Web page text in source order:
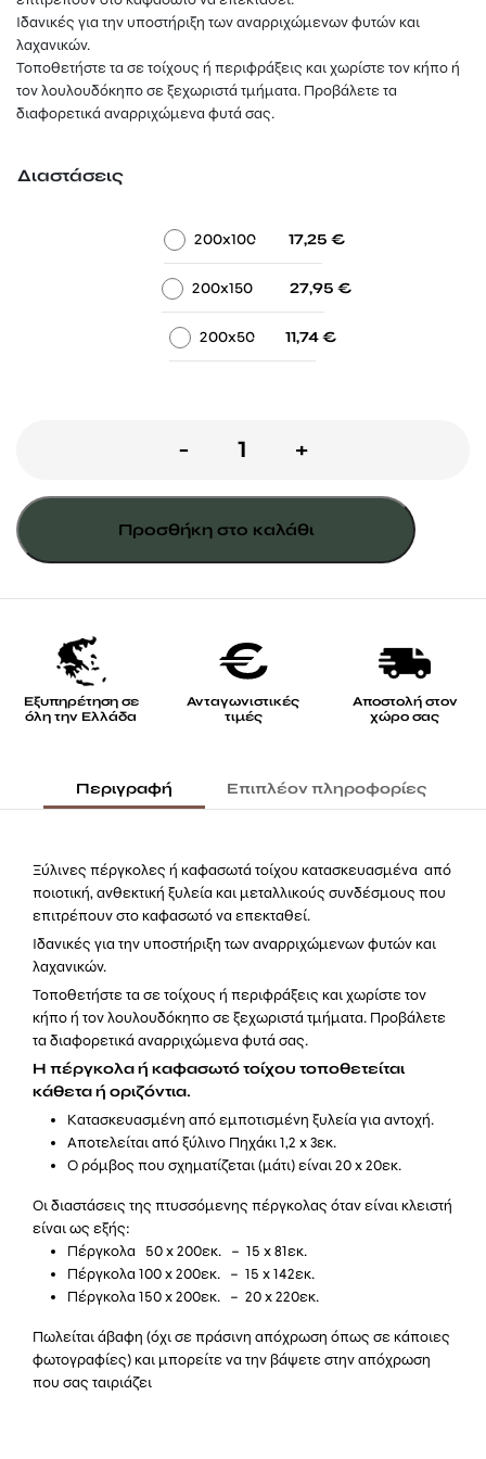
Ιδανικές για την υποστήριξη των αναρριχώμενων φυτών και
λαχανικών.
Τοποθετήστε τα σε τοίχους ή περιφράξεις και χωρίστε τον κήπο ή
τον λουλουδόκηπο σε ξεχωριστά τμήματα. Προβάλετε τα
διαφορετικά αναρριχώμενα φυτά σας.
Διαστάσεις
- 200x100- 17,25 €
- 200x150- 27,95 €
200x50- 11,74€
-
Πέργκολα
ανοιγόμενη
ποσότητα
+
Προσθήκη στο καλάθι
Εξυπηρέτηση σε
όλη την Ελλάδα
Ανταγωνιστικές
τιμές
Αποστολή στον
χώρο σας
Περιγραφή Επιπλέον πληροφορίες
Ξύλινες πέργκολες ή καφασωτά τοίχου κατασκευασμένα από
ποιοτική, ανθεκτική ξυλεία και μεταλλικούς συνδέσμους που
επιτρέπουν στο καφασωτό να επεκταθεί.
Ιδανικές για την υποστήριξη των αναρριχώμενων φυτών και
λαχανικών.
Τοποθετήστε τα σε τοίχους ή περιφράξεις και χωρίστε τον
κήπο ή τον λουλουδόκηπο σε ξεχωριστά τμήματα. Προβάλετε
τα διαφορετικά αναρριχώμενα φυτά σας.
Η πέργκολα ή καφασωτό τοίχου τοποθετείται
κάθετα ή οριζόντια.
Κατασκευασμένη από εμποτισμένη ξυλεία για αντοχή.
Αποτελείται από ξύλινο Πηχάκι 1,2 x 3εκ.
Ο ρόμβος που σχηματίζεται (μάτι) είναι 20 x 20εκ.
Οι διαστάσεις της πτυσσόμενης πέργκολας όταν είναι κλειστή
είναι ως εξής:
Πέργκολα 50 x 200εκ. – 15 x 81εκ.
Πέργκολα 100 x 200εκ. – 15 x 142εκ.
Πέργκολα 150 x 200εκ. – 20 x 220εκ.
Πωλείται άβαφη (όχι σε πράσινη απόχρωση όπως σε κάποιες
φωτογραφίες) και μπορείτε να την βάψετε στην απόχρωση
που σας ταιριάζει